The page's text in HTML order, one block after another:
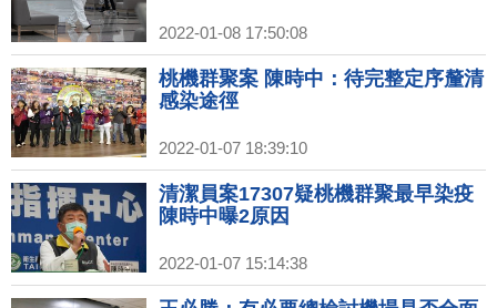
2022-01-08 17:50:08
桃機群聚案 陳時中：待完整定序釐清
感染途徑
2022-01-07 18:39:10
清潔員案17307疑桃機群聚最早染疫
陳時中曝2原因
2022-01-07 15:14:38